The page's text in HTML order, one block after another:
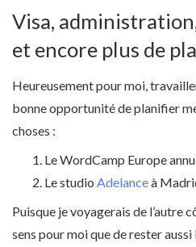
Visa,
et encore plus de
Heureusement pour moi,
bonne opportunité de planifier
choses :
Le WordCamp Europe
Le studio Adelanceà
Puisque je voyagerais de l’autre
sens pour moi que de rester